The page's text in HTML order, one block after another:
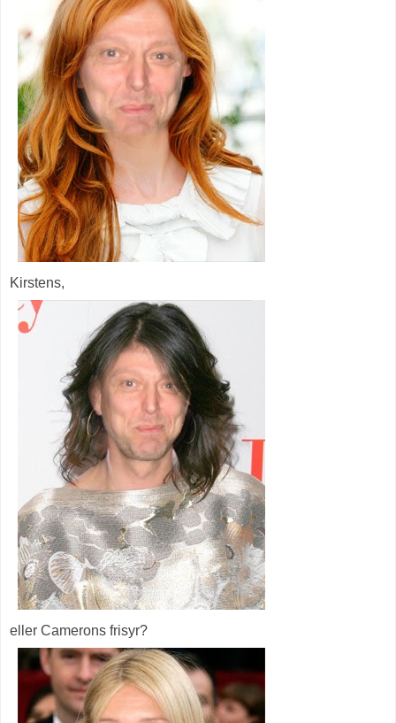
Kirstens,
eller Camerons frisyr?